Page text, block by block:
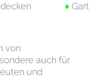
♦
von
auch für
und